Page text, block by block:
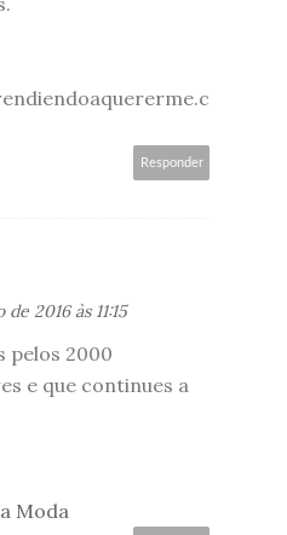
Responder
de 2016 às 11:15
pelos 2000
e que continues a
Moda